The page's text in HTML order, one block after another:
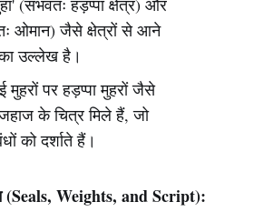
(संभवतः हड़प्पा क्षेत्र) और
ओमान) जैसे क्षेत्रों से आने
उल्लेख है।
मुहरों पर हड़प्पा मुहरों जैसे
के चित्र मिले हैं, जो
को दर्शाते हैं।
(Seals, Weights, and Script):